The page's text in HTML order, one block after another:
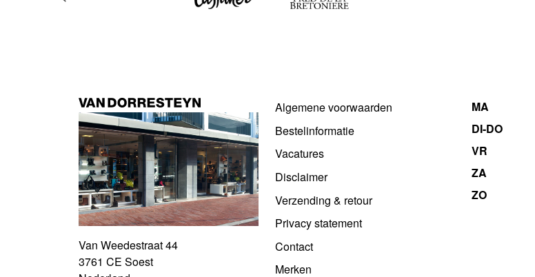
Van Weedestraat 44
3761 CE Soest
Algemene voorwaarden
Bestelinformatie
Vacatures
Disclaimer
Verzending & retour
Privacy statement
Contact
Merken
MA
DI-DO
VR
ZA
ZO